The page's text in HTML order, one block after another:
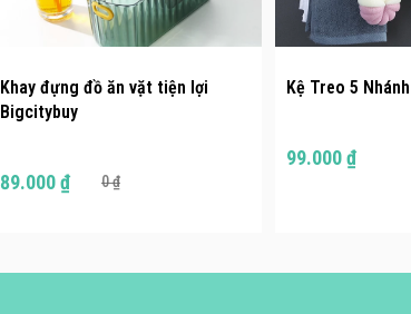
Khay đựng đồ ăn vặt tiện lợi
Bigcitybuy
89.000 ₫ 0 ₫
Kệ Treo 5 Nhánh
99.000 ₫